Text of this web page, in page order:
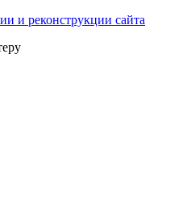
и реконструкции сайта